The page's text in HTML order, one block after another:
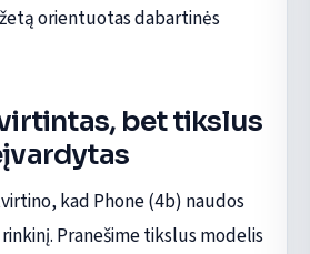
orientuotas dabartinės
bet tikslus
kad Phone (4b) naudos
Pranešime tikslus modelis